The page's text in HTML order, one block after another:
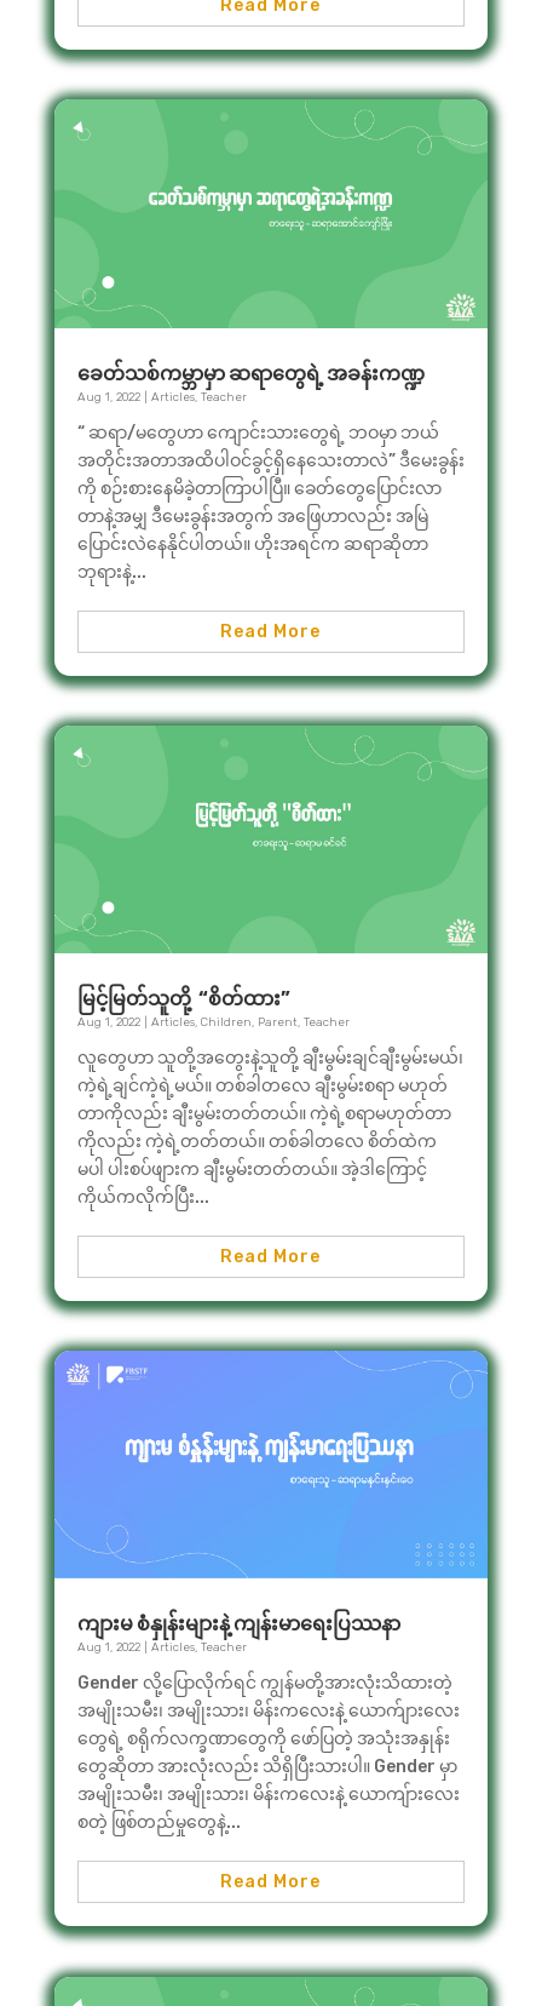
Read More
ခေတ်သစ်ကမ္ဘာမှာ ဆရာတွေရဲ့ အခန်းကဏ္ဍ
Aug 1, 2022| Articles, Teacher
“ ဆရာ/မတွေဟာ ကျောင်းသားတွေရဲ့ ဘဝမှာ ဘယ်
အတိုင်းအတာအထိပါဝင်ခွင့်ရှိနေသေးတာလဲ” ဒီမေးခွန်း
ကို စဉ်းစားနေမိခဲ့တာကြာပါပြီ။ ခေတ်တွေပြောင်းလာ
တာနဲ့အမျှ ဒီမေးခွန်းအတွက် အဖြေဟာလည်း အမြဲ
ပြောင်းလဲနေနိုင်ပါတယ်။ ဟိုးအရင်က ဆရာဆိုတာ
ဘုရားနဲ့...
Read More
မြင့်မြတ်သူတို့ “စိတ်ထား”
Aug 1, 2022| Articles, Children, Parent, Teacher
လူတွေဟာ သူတို့အတွေးနဲ့သူတို့ ချီးမွမ်းချင်ချီးမွမ်းမယ်၊
ကဲ့ရဲ့ချင်ကဲ့ရဲ့မယ်။ တစ်ခါတလေ ချီးမွမ်းစရာ မဟုတ်
တာကိုလည်း ချီးမွမ်းတတ်တယ်။ ကဲ့ရဲ့စရာမဟုတ်တာ
ကိုလည်း ကဲ့ရဲ့တတ်တယ်။ တစ်ခါတလေ စိတ်ထဲက
မပါ ပါးစပ်ဖျားက ချီးမွမ်းတတ်တယ်။ အဲ့ဒါကြောင့်
ကိုယ်ကလိုက်ပြီး...
Read More
ကျားမ စံနှုန်းများနဲ့ ကျန်းမာရေးပြဿနာ
Aug 1, 2022| Articles, Teacher
Gender လို့ပြောလိုက်ရင် ကျွန်မတို့အားလုံးသိထားတဲ့
အမျိုးသမီး၊ အမျိုးသား၊ မိန်းကလေးနဲ့ ယောက်ျားလေး
တွေရဲ့ စရိုက်လက္ခဏာတွေကို ဖော်ပြတဲ့ အသုံးအနှုန်း
တွေဆိုတာ အားလုံးလည်း သိရှိပြီးသားပါ။ Gender မှာ
အမျိုးသမီး၊ အမျိုးသား၊ မိန်းကလေးနဲ့ ယောကျ်ားလေး
စတဲ့ ဖြစ်တည်မှုတွေနဲ့...
Read More